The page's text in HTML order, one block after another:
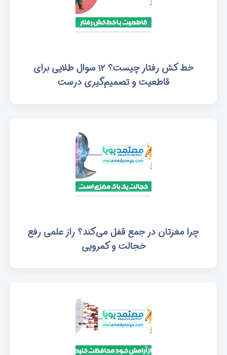
خط کش رفتار چیست؟ ۱۲ سوال طلایی برای
قاطعیت و تصمیم‌گیری درست
چرا مغزتان در جمع قفل می‌کند؟ راز علمی رفع
خجالت و کمرویی